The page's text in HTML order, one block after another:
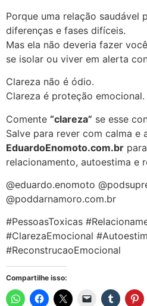
Porque uma relação saudável
diferenças e fases difíceis.
Mas ela não deveria fazer
se isolar ou viver em alerta
Clareza não é ódio.
Clareza é proteção emocional.
Comente “clareza” se esse
Salve para rever com calma e
EduardoEnomoto.com.br
relacionamento, autoestima e
@eduardo.enomoto
@poddarnamoro.com.br
#PessoasToxicas
#ClarezaEmocional
#ReconstrucaoEmocional
Compartilhe isso: